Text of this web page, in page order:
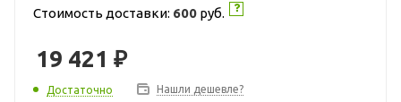
Стоимость доставки: 600 руб.
19 421 ₽
Достаточно Нашли дешевле?